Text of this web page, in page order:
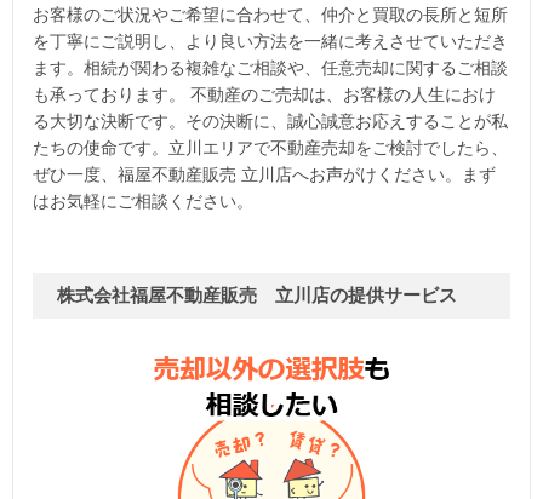
お客様のご状況やご希望に合わせて、仲介と買取の長所と短所
を丁寧にご説明し、より良い方法を一緒に考えさせていただき
ます。相続が関わる複雑なご相談や、任意売却に関するご相談
も承っております。 不動産のご売却は、お客様の人生におけ
る大切な決断です。その決断に、誠心誠意お応えすることが私
たちの使命です。立川エリアで不動産売却をご検討でしたら、
ぜひ一度、福屋不動産販売 立川店へお声がけください。まず
はお気軽にご相談ください。
株式会社福屋不動産販売 立川店の提供サービス